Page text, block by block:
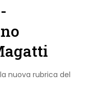
nuova rubrica del